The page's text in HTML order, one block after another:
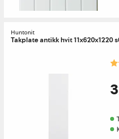
Huntonit
Takplate antikk hvit 11x620x1220